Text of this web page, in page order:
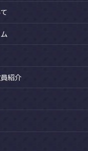
紹介